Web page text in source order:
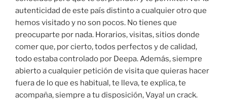
autenticidad de este país distinto a cualquier otro que
hemos visitado y no son pocos. No tienes que
preocuparte por nada. Horarios, visitas, sitios donde
comer que, por cierto, todos perfectos y de calidad,
todo estaba controlado por Deepa. Además, siempre
abierto a cualquier petición de visita que quieras hacer
fuera de lo que es habitual, te lleva, te explica, te
acompaña, siempre a tu disposición, Vaya! un crack.